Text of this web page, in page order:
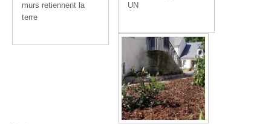
murs retiennent la
terre
UN